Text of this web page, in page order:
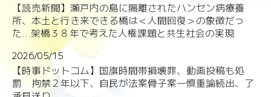
【読売新聞】瀬戸内の島に隔離されたハンセン病療養
所、本土と行き来できる橋は＜人間回復＞の象徴だっ
た...架橋３８年で考えた人権課題と共生社会の実現
2026/05/15
【時事ドットコム】国旗時間帯損壊罪、動画投稿も処
罰 拘禁２年以下、自民が法案骨子案―慎重論続出、了